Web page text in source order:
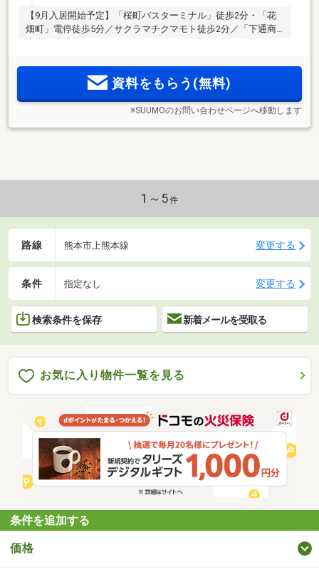
【9月入居開始予定】「桜町バスターミナル」徒歩2分・「花
畑町」電停徒歩5分／サクラマチクマモト徒歩2分／「下通商
した設備が快適な毎日をサポート。
資料をもらう(無料)
※SUUMOのお問い合わせページへ移動します
1～5件
路線 熊本市上熊本線 変更する
条件 指定なし 変更する
検索条件を保存 新着メールを受取る
お気に入り物件一覧を見る
条件を追加する
価格